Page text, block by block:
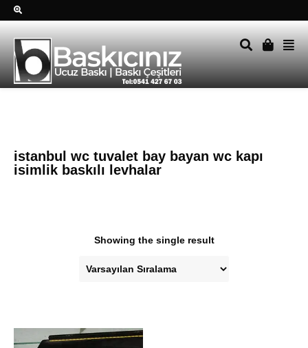
istanbul wc tuvalet bay bayan wc kapı
isimlik baskılı levhalar
Showing the single result